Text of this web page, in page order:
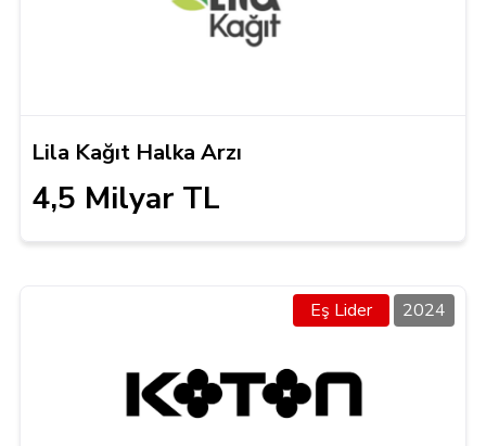
Lila Kağıt Halka Arzı
4,5 Milyar TL
Eş Lider 2024